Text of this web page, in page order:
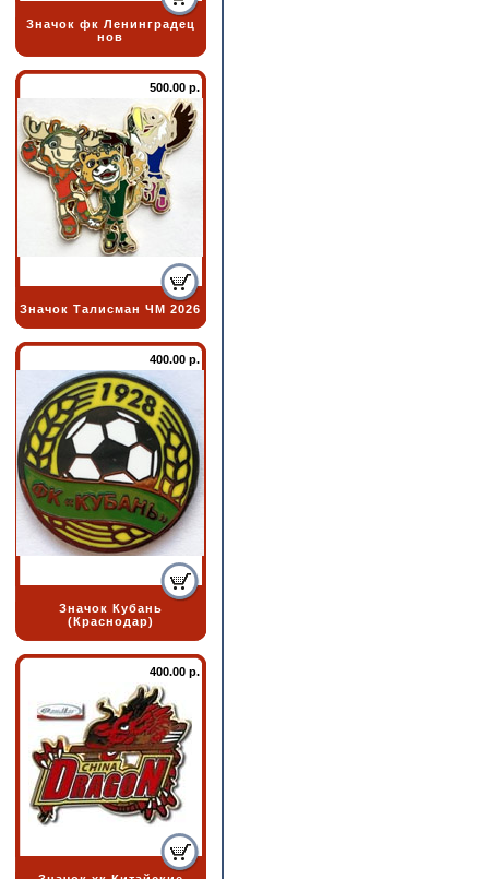
Значок фк Ленинградец
нов
500.00 р.
Значок Талисман ЧМ 2026
400.00 р.
Значок Кубань
(Краснодар)
400.00 р.